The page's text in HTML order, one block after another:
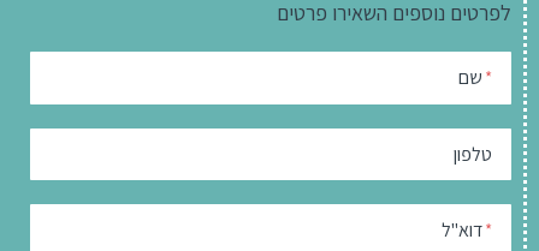
לפרטים נוספים השאירו פרטים
* שם
טלפון
*דוא"ל